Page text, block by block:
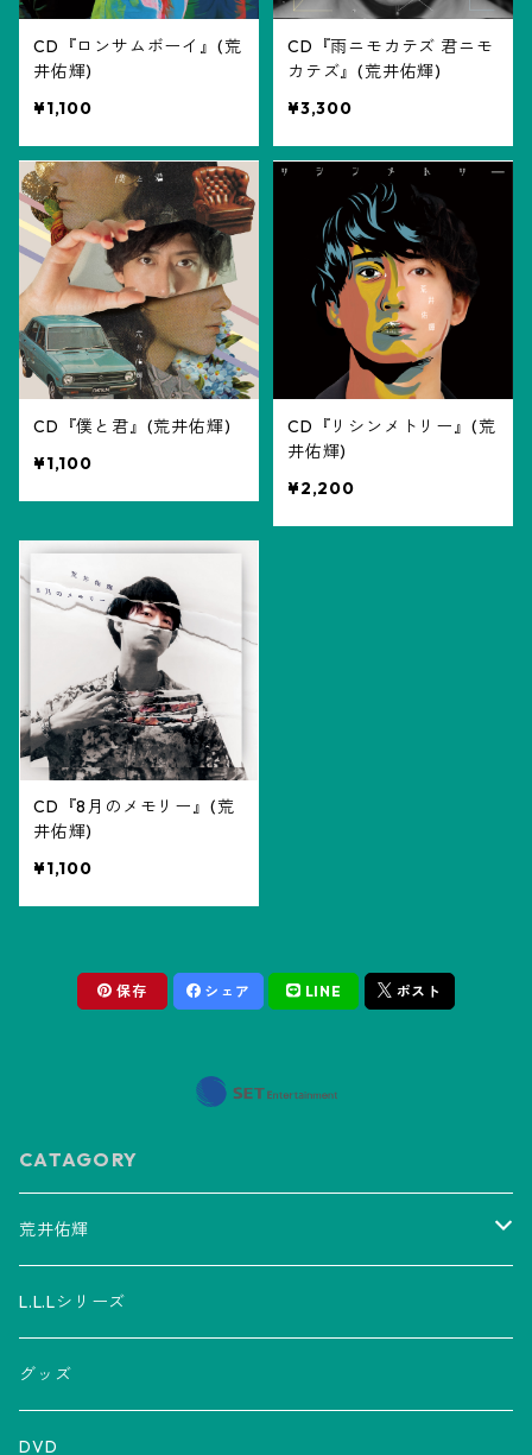
CD『ロンサムボーイ』(荒
井佑輝)
¥1,100
CD『雨ニモカテズ 君ニモ
カテズ』(荒井佑輝)
¥3,300
CD『僕と君』(荒井佑輝)
¥1,100
CD『リシンメトリー』(荒
井佑輝)
¥2,200
CD『8月のメモリー』(荒
井佑輝)
¥1,100
保存 シェア LINE ポスト
CATAGORY
荒井佑輝
CD
アルバム
ミニアルバム
グッズ
Tシャツ
チケット
L.L.Lシリーズ
グッズ
DVD